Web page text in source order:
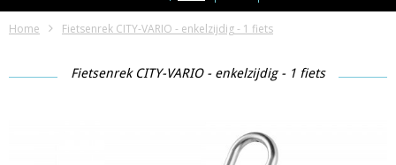
Home Fietsenrek CITY-VARIO - enkelzijdig - 1 fiets
Fietsenrek CITY-VARIO - enkelzijdig - 1 fiets